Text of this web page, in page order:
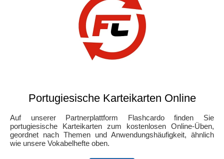
Portugiesische Karteikarten Online
Auf unserer Partnerplattform Flashcardo finden Sie
portugiesische Karteikarten zum kostenlosen Online-Üben,
geordnet nach Themen und Anwendungshäufigkeit, ähnlich
wie unsere Vokabelhefte oben.